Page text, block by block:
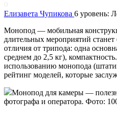
Елизавета Чупикова 6 уровень:
Монопод — мобильная
длительных мероприятий
отличия от трипода: одна
среднем до 2,5 кг),
использованию монопода
рейтинг моделей, которые
Монопод для камеры —
фотографа и оператора. Фото: